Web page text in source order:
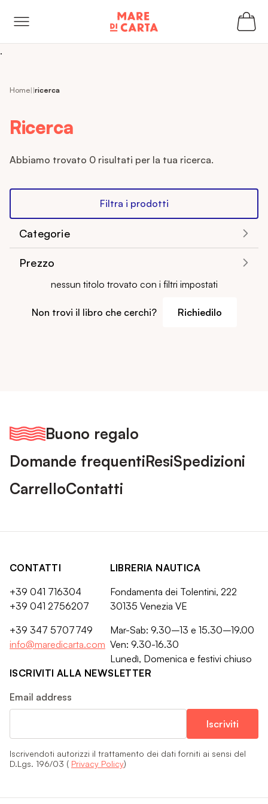
.
Home ricerca
Ricerca
Abbiamo trovato 0 risultati per la tua ricerca.
Filtra i prodotti
Categorie
Prezzo
nessun titolo trovato con i filtri impostati
Non trovi il libro che cerchi? Richiedilo
Buono regalo
Domande frequentiResiSpedizioni
CarrelloContatti
CONTATTI
+39 041 716304
+39 041 2756207
+39 347 5707749
info@maredicarta.com
LIBRERIA NAUTICA
Fondamenta dei Tolentini, 222
30135 Venezia VE
Mar-Sab: 9.30–13 e 15.30–19.00
Ven: 9.30-16.30
Lunedì, Domenica e festivi chiuso
ISCRIVITI ALLA NEWSLETTER
Email address
Iscrivendoti autorizzi il trattamento dei dati forniti ai sensi del
D.Lgs. 196/03 ( Privacy Policy)